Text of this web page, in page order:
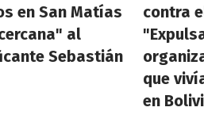
en San Matías
al
Sebastián
contra
que
en